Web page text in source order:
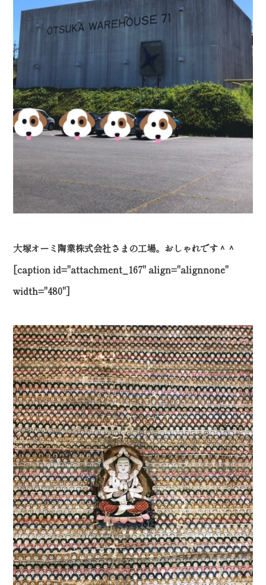
大塚オーミ陶業株式会社さまの工場。おしゃれです＾＾
[caption id="attachment_167" align="alignnone"
width="480"]